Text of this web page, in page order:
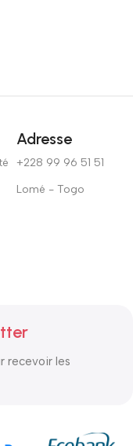
Adresse
+228 99 96 51 51
Lomé - Togo
recevoir les